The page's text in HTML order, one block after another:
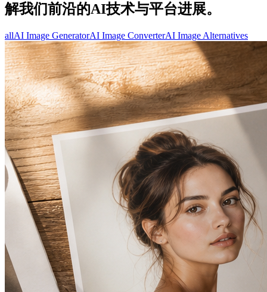
解我们前沿的AI技术与平台进展。
allAI Image GeneratorAI Image ConverterAI Image Alternatives